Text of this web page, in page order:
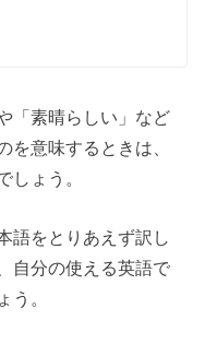
「素晴らしい」など
を意味するときは、
しょう。
語をとりあえず訳し
自分の使える英語で
う。